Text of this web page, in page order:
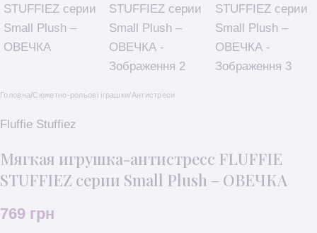
Головна/Сюжетно-рольові іграшки/Антистреси
Fluffie Stuffiez
Мягкая игрушка-антистресс FLUFFIE
STUFFIEZ серии Small Plush – ОВЕЧКА
769 грн